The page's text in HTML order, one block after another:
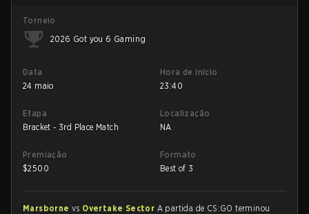
Torneio
2026 Got you 6 Gaming
Data
24 maio
Hora de início
23:40
Etapa
Bracket - 3rd Place Match
Localização
NA
Premiação
$2500
Formato
Best of 3
Marsborne vs Overtake Sector A partida de CS:GO terminou